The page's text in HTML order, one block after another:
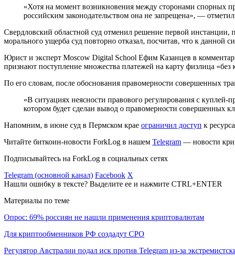
«Хотя на момент возникновения между сторонами спорных
российским законодательством она не запрещена», —
Свердловский областной суд отменил решение первой
морального ущерба суд повторно отказал, посчитав, что к данной
Юрист и эксперт Moscow Digital School Ефим Казанцев в
признают поступление множества платежей на карту физлица
По его словам, после обоснования правомерности совершенных
«В ситуациях неясности правового регулирования с куплей-
котором будет сделан вывод о правомерности совершенных
Напомним, в июне суд в Пермском крае ограничил доступ к
Читайте биткоин-новости ForkLog в нашем Telegram — новости
Подписывайтесь на ForkLog в социальных сетях
Telegram (основной канал) Facebook X
Нашли ошибку в тексте? Выделите ее и нажмите CTRL+ENTER
Материалы по теме
Опрос: 69% россиян не нашли применения криптовалютам
Для криптообменников РФ создадут СРО
Регулятор Австралии подал иск против Telegram из-за